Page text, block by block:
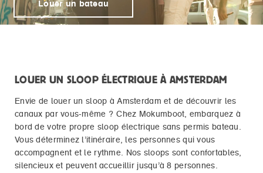
Louer un bateau
LOUER UN SLOOP ÉLECTRIQUE À AMSTERDAM
Envie de louer un sloop à Amsterdam et de découvrir les
canaux par vous-même ? Chez Mokumboot, embarquez à
bord de votre propre sloop électrique sans permis bateau.
Vous déterminez l’itinéraire, les personnes qui vous
accompagnent et le rythme. Nos sloops sont confortables,
silencieux et peuvent accueillir jusqu’à8 personnes.